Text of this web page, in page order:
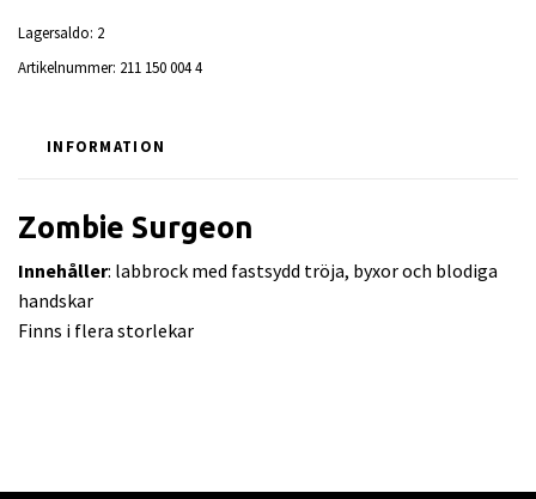
Lagersaldo: 2
Artikelnummer: 211 150 004 4
INFORMATION
Zombie Surgeon
Innehåller: labbrock med fastsydd tröja, byxor och blodiga
handskar
Finns i flera storlekar